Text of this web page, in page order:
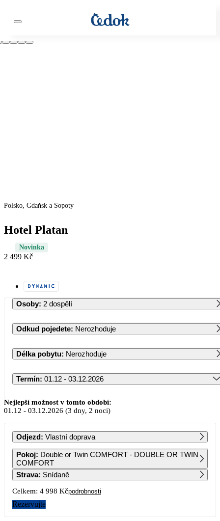
Polsko, Gdaňsk a Sopoty
Hotel Platan
Novinka
2 499 Kč
Osoby: 2 dospělí
Odkud pojedete: Nerozhoduje
Délka pobytu: Nerozhoduje
Termín: 01.12 - 03.12.2026
Prosinec 2026
PO ÚT ST ČT PÁ SO NE
1
2 499
2
2 499
3
2 499
4
2 499
5
2 499
6
2 499
7
14
2 499
Nejlepší možnost v tomto období:
01.12 - 03.12.2026 (3 dny, 2 noci)
Odjezd: Vlastní doprava
Pokoj: Double or Twin COMFORT - DOUBLE OR TWIN
COMFORT
Strava: Snídaně
Celkem: 4 998 Kčpodrobnosti
Rezervujte